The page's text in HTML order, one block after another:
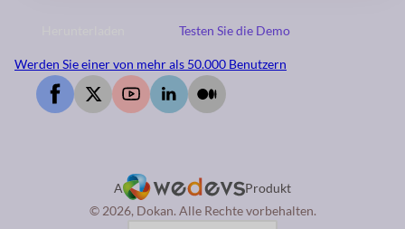
Testen Sie die Demo
Werden Sie einer von mehr als 50.000 Benutzern
A
Produkt
© 2026, Dokan. Alle Rechte vorbehalten.